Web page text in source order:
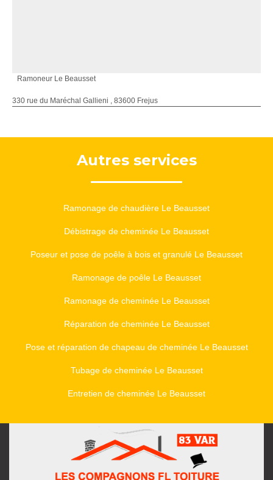
Ramoneur Le Beausset
330 rue du Maréchal Gallieni , 83600 Frejus
Autres services
Ramonage de chaudière Le Beausset
Débistrage de cheminée Le Beausset
Poseur et pose de poêle à bois et granulé Le Beausset
Ramonage de poêle Le Beausset
Ramonage de cheminée Le Beausset
Réparation de cheminée Le Beausset
Pose et réparation de chapeau de cheminée Le Beausset
Tubage de cheminée Le Beausset
Entretien de cheminée Le Beausset